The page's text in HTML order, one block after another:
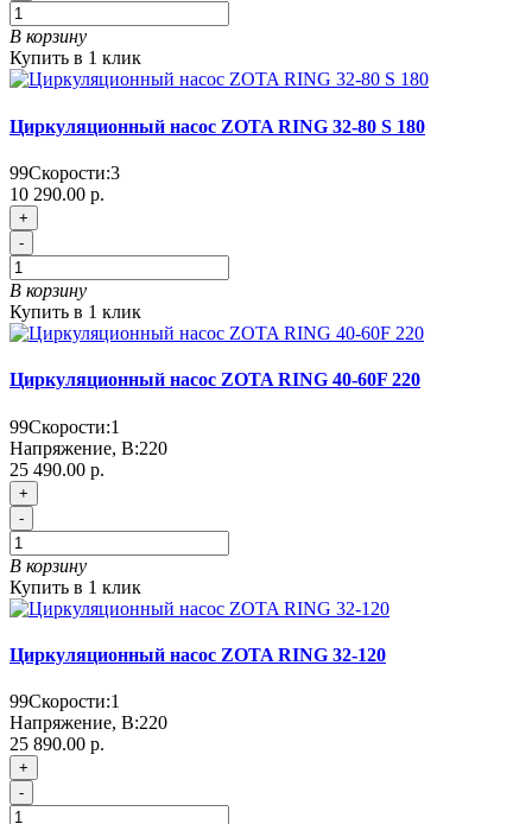
В корзину
Купить в 1 клик
Циркуляционный насос ZOTA RING 32-80 S 180
99Скорости:3
10 290.00 р.
+
-
В корзину
Купить в 1 клик
Циркуляционный насос ZOTA RING 40-60F 220
99Скорости:1
Напряжение, В:220
25 490.00 р.
+
-
В корзину
Купить в 1 клик
Циркуляционный насос ZOTA RING 32-120
99Скорости:1
Напряжение, В:220
25 890.00 р.
+
-